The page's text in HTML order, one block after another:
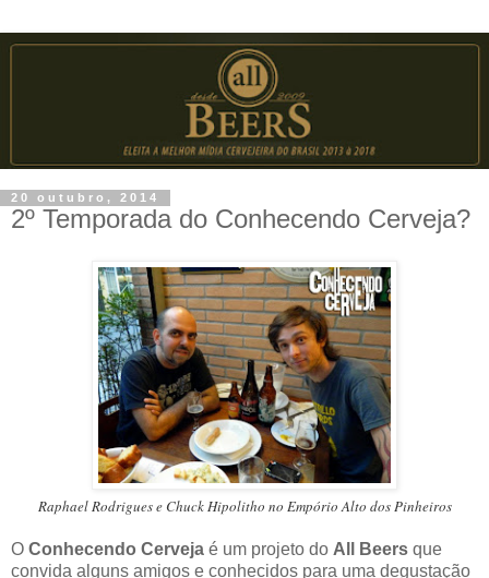
20 outubro, 2014
2º Temporada do Conhecendo Cerveja?
Raphael Rodrigues e Chuck Hipolitho no Empório Alto dos Pinheiros
O Conhecendo Cerveja é um projeto do All Beers que
convida alguns amigos e conhecidos para uma degustação